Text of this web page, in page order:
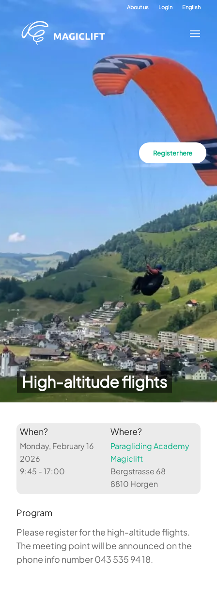
About us Login English
High-altitude flights
Register here
When?
Monday, February 16
2026
9:45 - 17:00
Where?
Paragliding Academy
Magiclift
Bergstrasse 68
8810 Horgen
Program
Please register for the high-altitude flights.
The meeting point will be announced on the
phone info number 043 535 94 18.